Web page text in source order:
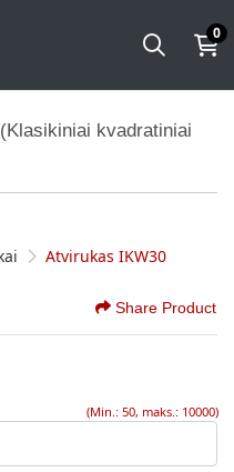
0
(Klasikiniai kvadratiniai
Atvirukas IKW30
Share Product
(Min.: 50, maks.: 10000)